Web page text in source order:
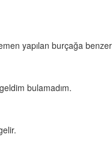
yapılan burçağa
bulamadım.